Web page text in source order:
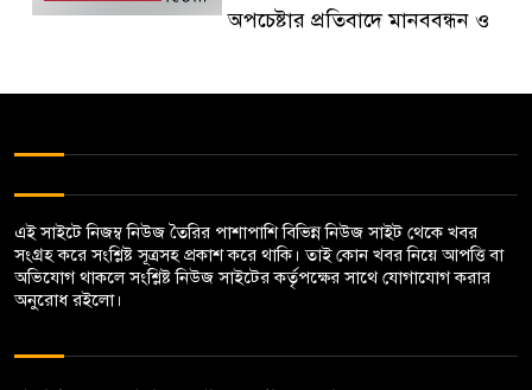
অপচেষ্টার প্রতিবাদে মানববন্ধন ও
সিএনজি চালকের লাশ উদ্ধার
বালিয়াকান্দিতে দুই ভায়ের সংঘর্ষে
৬জন আহত, ভাংচুর ও অগ্নিসংযোগ
৬
হত্যা মামলায় ১ জ‌নের ফাঁসি, ১২
এই সাইটে নিজম্ব নিউজ তৈরির পাশাপাশি বিভিন্ন নিউজ সাইট থেকে খবর
সংগ্রহ করে সংশ্লিষ্ট সূত্রসহ প্রকাশ করে থাকি। তাই কোন খবর নিয়ে আপত্তি বা
অভিযোগ থাকলে সংশ্লিষ্ট নিউজ সাইটের কর্তৃপক্ষের সাথে যোগাযোগ করার
অনুরোধ রইলো।